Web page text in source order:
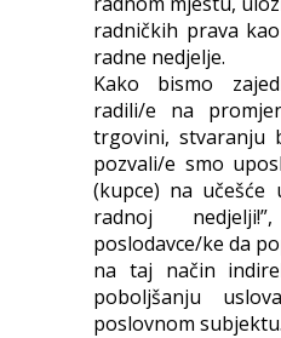
radničkih prava
radne nedjelje.
Kako bismo
radili/e na
trgovini, stvaranju
pozvali/e smo
(kupce) na učešće
radnoj
poslodavce/ke da
na taj način
poboljšanju
poslovnom subjektu.